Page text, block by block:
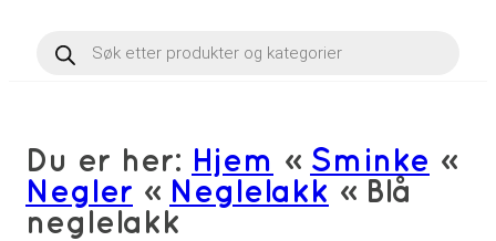
Products
Du er her: Hjem » Sminke »
Negler » Neglelakk » Blå
neglelakk